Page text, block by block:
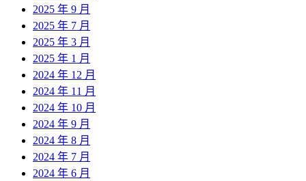
2025 年 9 月
2025 年 7 月
2025 年 3 月
2025 年 1 月
2024 年 12 月
2024 年 11 月
2024 年 10 月
2024 年 9 月
2024 年 8 月
2024 年 7 月
2024 年 6 月